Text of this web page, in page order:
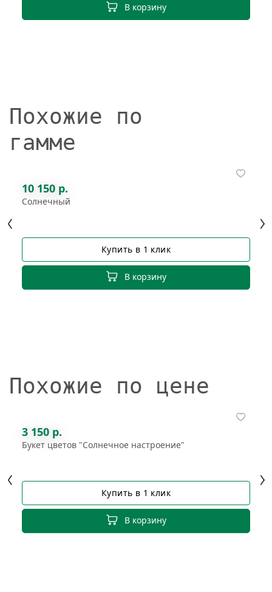
В корзину
Похожие по
гамме
10 150 р.
Солнечный
Купить в 1 клик
В корзину
Похожие по цене
3 150 р.
Букет цветов "Солнечное настроение"
Купить в 1 клик
В корзину